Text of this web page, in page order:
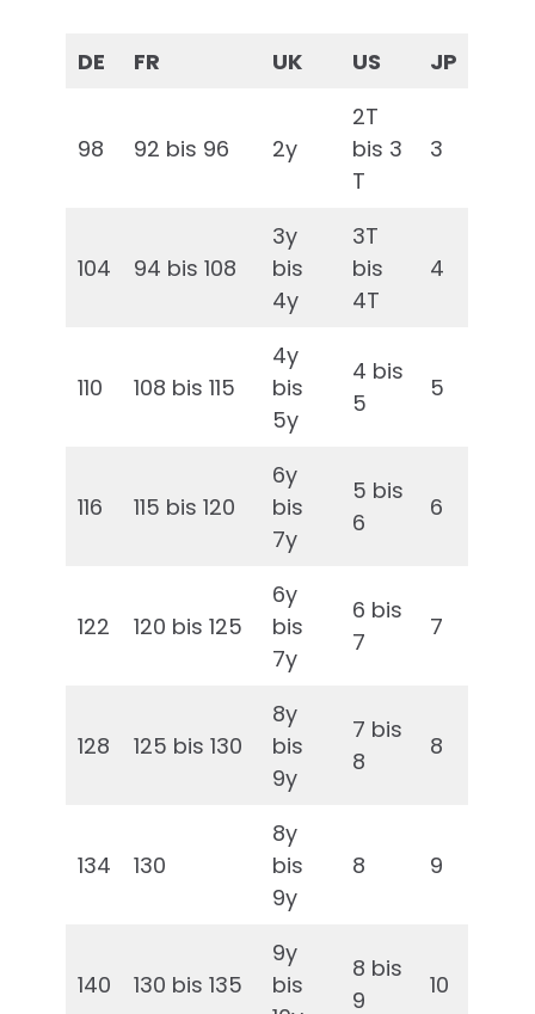
DE FR UK US JP
98 92 bis 96 2y
2T
bis 3
T
3
104 94 bis 108
3y
bis
4y
3T
bis
4T
4
110 108 bis 115
4y
bis
5y
4 bis
5
5
116 115 bis 120
6y
bis
7y
5 bis
6
6
122 120 bis 125
6y
bis
7y
6 bis
7
7
128 125 bis 130
8y
bis
9y
7 bis
8
8
134 130
8y
bis
9y
8 9
140 130 bis 135
9y
bis
8 bis
9
10